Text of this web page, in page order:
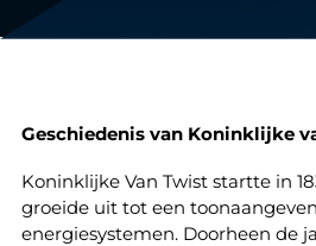
Geschiedenis van Koninklijke
Koninklijke Van Twist startte in
groeide uit tot een
energiesystemen. Doorheen de